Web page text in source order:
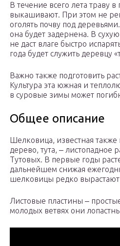
В течение всего лета траву
выкашивают. При этом не
оголять почву под
она будет задернена. В
не даст влаге быстро
года будет служить деревцу
Важно также подготовить
Культура эта южная и
в суровые зимы может
Общее описание
Шелковица, известная также
дерево, тута, ‒ листопадное
Тутовых. В первые годы
дальнейшем снижая
шелковицы редко
Листовые пластины ‒
молодых ветвях они